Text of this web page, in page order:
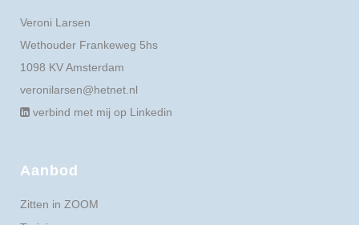
Veroni Larsen
Wethouder Frankeweg 5hs
1098 KV Amsterdam
veronilarsen@hetnet.nl
verbind met mij op Linkedin
Aanbod
Zitten in ZOOM